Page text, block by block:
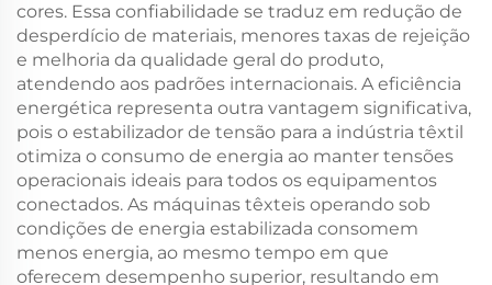
cores. Essa confiabilidade se traduz em redução de
desperdício de materiais, menores taxas de rejeição
e melhoria da qualidade geral do produto,
atendendo aos padrões internacionais. A eficiência
energética representa outra vantagem significativa,
pois o estabilizador de tensão para a indústria têxtil
otimiza o consumo de energia ao manter tensões
operacionais ideais para todos os equipamentos
conectados. As máquinas têxteis operando sob
condições de energia estabilizada consomem
menos energia, ao mesmo tempo em que
oferecem desempenho superior, resultando em